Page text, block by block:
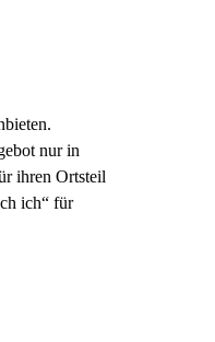
nur in
ihren Ortsteil
ich“ für